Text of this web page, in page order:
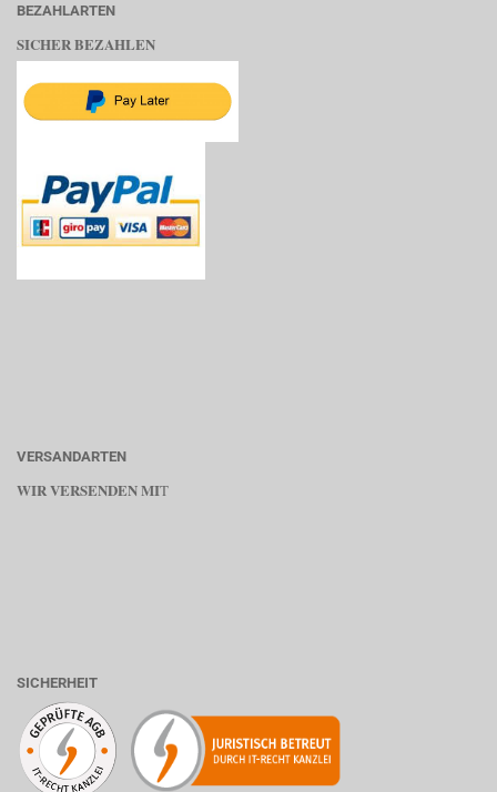
BEZAHLARTEN
SICHER BEZAHLEN
VERSANDARTEN
WIR VERSENDEN MIT
SICHERHEIT